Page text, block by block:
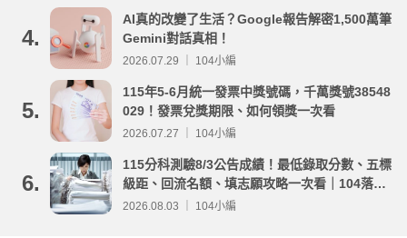
4.
AI真的改變了生活？Google報告解密1,500萬筆
Gemini對話真相！
2026.07.29 ｜ 104小編
5.
115年5-6月統一發票中獎號碼，千萬獎號38548
029！發票兌獎期限、如何領獎一次看
2026.07.27 ｜ 104小編
6.
115分科測驗8/3公告成績！最低錄取分數、五標
級距、回流名額、填志願攻略一次看｜104落點
分析
2026.08.03 ｜ 104小編